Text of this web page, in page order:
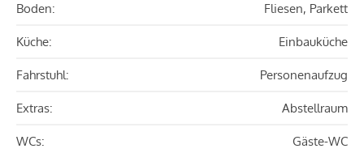
Boden: Fliesen, Parkett
Küche: Einbauküche
Fahrstuhl: Personenaufzug
Extras: Abstellraum
WCs: Gäste-WC